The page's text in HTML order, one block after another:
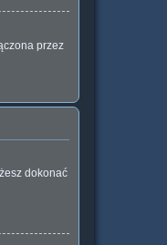
przez
dokonać